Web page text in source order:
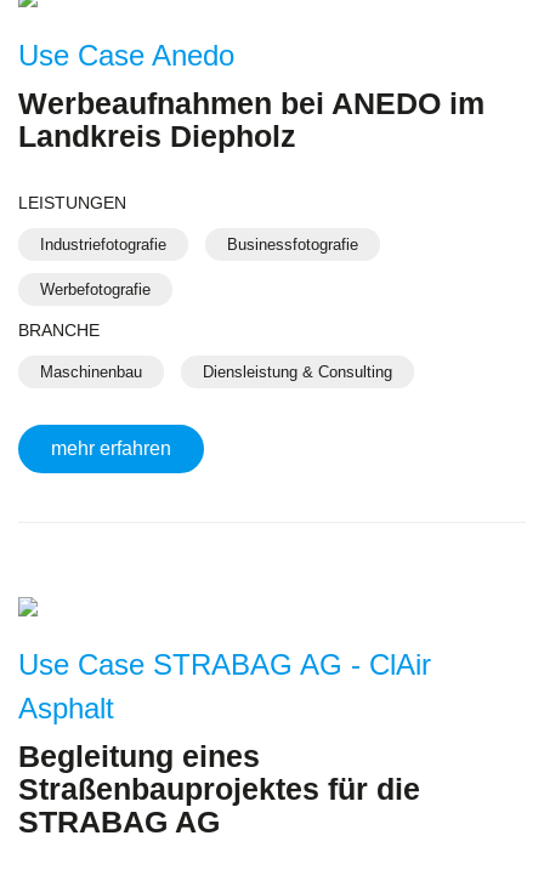
Use Case Anedo
Werbeaufnahmen bei ANEDO im
Landkreis Diepholz
LEISTUNGEN
Industriefotografie Businessfotografie
Werbefotografie
BRANCHE
Maschinenbau Diensleistung & Consulting
mehr erfahren
Use Case STRABAG AG - ClAir
Asphalt
Begleitung eines
Straßenbauprojektes für die
STRABAG AG